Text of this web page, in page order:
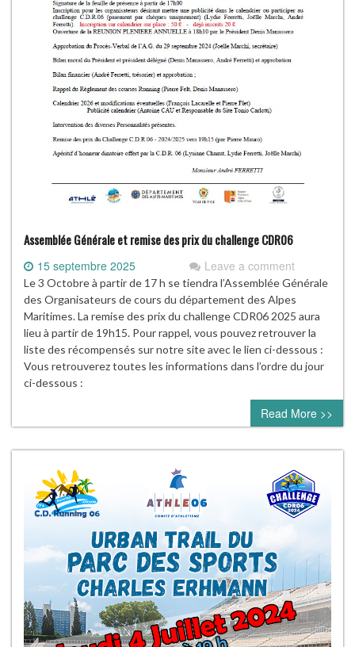
Assemblée Générale et remise des prix du challenge CDR06
15 septembre 2025 Leave a comment
Le 3 Octobre à partir de 17 h se tiendra l’Assemblée Générale
des Organisateurs de cours du département des Alpes
Maritimes. La remise des prix du challenge CDR06 2025 aura
lieu à partir de 19h15. Pour rappel, vous pouvez retrouver la
liste des récompensés sur notre site avec le lien ci-dessous :
Vous retrouverez toutes les informations dans l’ordre du jour
ci-dessous :
Read More >>